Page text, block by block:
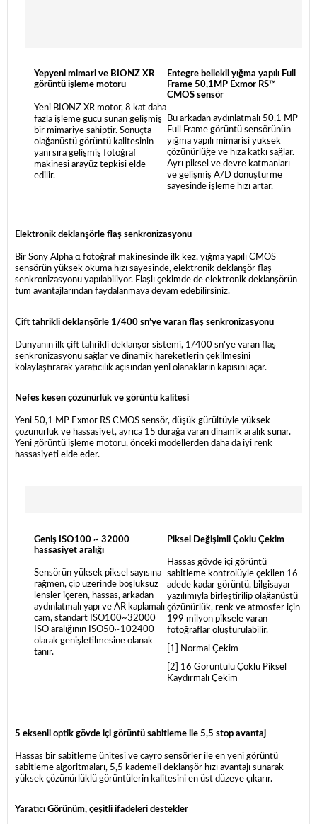
Yepyeni mimari ve BIONZ XR
görüntü işleme motoru
Yeni BIONZ XR motor, 8 kat daha
fazla işleme gücü sunan gelişmiş
bir mimariye sahiptir. Sonuçta
olağanüstü görüntü kalitesinin
yanı sıra gelişmiş fotoğraf
makinesi arayüz tepkisi elde
edilir.
Entegre bellekli yığma yapılı Full
Frame 50,1MP Exmor RS™
CMOS sensör
Bu arkadan aydınlatmalı 50,1 MP
Full Frame görüntü sensörünün
yığma yapılı mimarisi yüksek
çözünürlüğe ve hıza katkı sağlar.
Ayrı piksel ve devre katmanları
ve gelişmiş A/D dönüştürme
sayesinde işleme hızı artar.
Elektronik deklanşörle flaş senkronizasyonu
Bir Sony Alpha α fotoğraf makinesinde ilk kez, yığma yapılı CMOS
sensörün yüksek okuma hızı sayesinde, elektronik deklanşör flaş
senkronizasyonu yapılabiliyor. Flaşlı çekimde de elektronik deklanşörün
tüm avantajlarından faydalanmaya devam edebilirsiniz.
Çift tahrikli deklanşörle 1/400 sn’ye varan flaş senkronizasyonu
Dünyanın ilk çift tahrikli deklanşör sistemi, 1/400 sn’ye varan flaş
senkronizasyonu sağlar ve dinamik hareketlerin çekilmesini
kolaylaştırarak yaratıcılık açısından yeni olanakların kapısını açar.
Nefes kesen çözünürlük ve görüntü kalitesi
Yeni 50,1 MP Exmor RS CMOS sensör, düşük gürültüyle yüksek
çözünürlük ve hassasiyet, ayrıca 15 durağa varan dinamik aralık sunar.
Yeni görüntü işleme motoru, önceki modellerden daha da iyi renk
hassasiyeti elde eder.
Geniş ISO100 ~ 32000
hassasiyet aralığı
Sensörün yüksek piksel sayısına
rağmen, çip üzerinde boşluksuz
lensler içeren, hassas, arkadan
aydınlatmalı yapı ve AR kaplamalı
cam, standart ISO100~32000
ISO aralığının ISO50~102400
olarak genişletilmesine olanak
tanır.
Piksel Değişimli Çoklu Çekim
Hassas gövde içi görüntü
sabitleme kontrolüyle çekilen 16
adede kadar görüntü, bilgisayar
yazılımıyla birleştirilip olağanüstü
çözünürlük, renk ve atmosfer için
199 milyon piksele varan
fotoğraflar oluşturulabilir.
[1] Normal Çekim
[2] 16 Görüntülü Çoklu Piksel
Kaydırmalı Çekim
5 eksenli optik gövde içi görüntü sabitleme ile 5,5 stop avantaj
Hassas bir sabitleme ünitesi ve cayro sensörler ile en yeni görüntü
sabitleme algoritmaları, 5,5 kademeli deklanşör hızı avantajı sunarak
yüksek çözünürlüklü görüntülerin kalitesini en üst düzeye çıkarır.
Yaratıcı Görünüm, çeşitli ifadeleri destekler